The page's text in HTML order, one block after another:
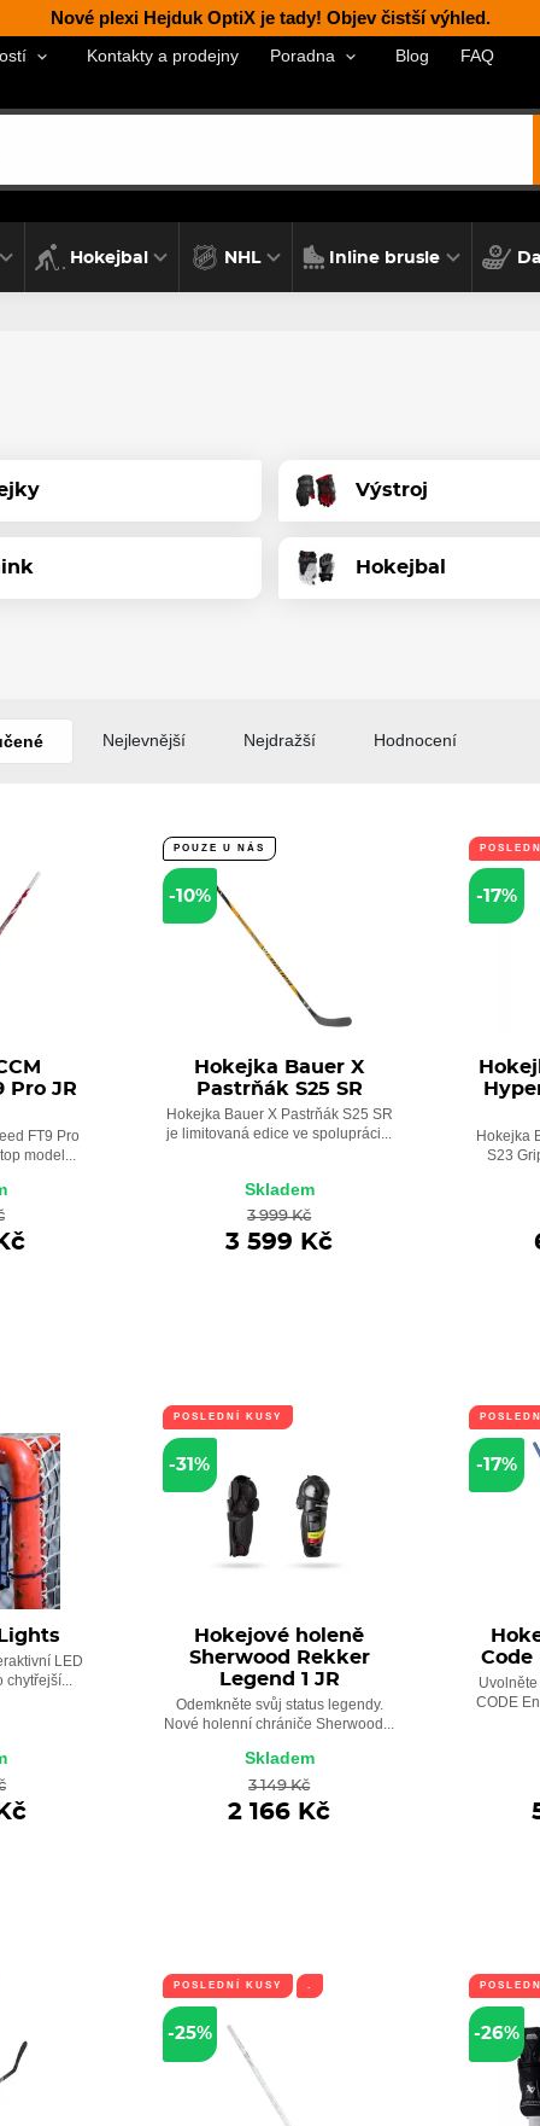
Nové plexi Hejduk OptiX je tady! Objev čistší výhled.
Kontakty a prodejny Poradna Blog FAQ
Hokejbal NHL Inline brusle
Výstroj
Hokejbal
Nejlevnější Nejdražší Hodnocení
Pro JR
FT9 Pro
model...
POUZE U NÁS
-10%
Hokejka Bauer X
Pastrňák S25 SR
Hokejka Bauer X Pastrňák S25 SR
je limitovaná edice ve spolupráci...
Skladem
3 999 Kč
3 599 Kč
-17%
Hokejka
S23
LED
chytřejší...
POSLEDNÍ KUSY
-31%
Hokejové holeně
Sherwood Rekker
Legend 1 JR
Odemkněte svůj status legendy.
Nové holenní chrániče Sherwood...
Skladem
3 149 Kč
2 166 Kč
-17%
Code
CODE
POSLEDNÍ KUSY .
-25% -26%